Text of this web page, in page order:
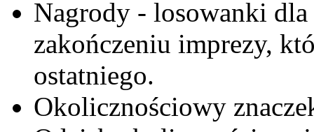
Nagrody - losowanki
zakończeniu imprezy,
ostatniego.
Okolicznościowy